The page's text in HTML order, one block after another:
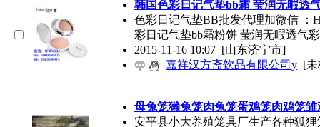
韩国色彩日记气垫bb霜 莹润无暇透
色彩日记气垫BB批发代理加微信 ：
彩日记气垫bb霜粉饼 莹润无暇透气
2015-11-16 10:07 [山东济宁市]
嘉祥汉方斋饮品有限公司y [
母兔笼獭兔笼肉兔笼蛋鸡笼肉鸡笼
安平县小大养殖笼具厂生产各种狐